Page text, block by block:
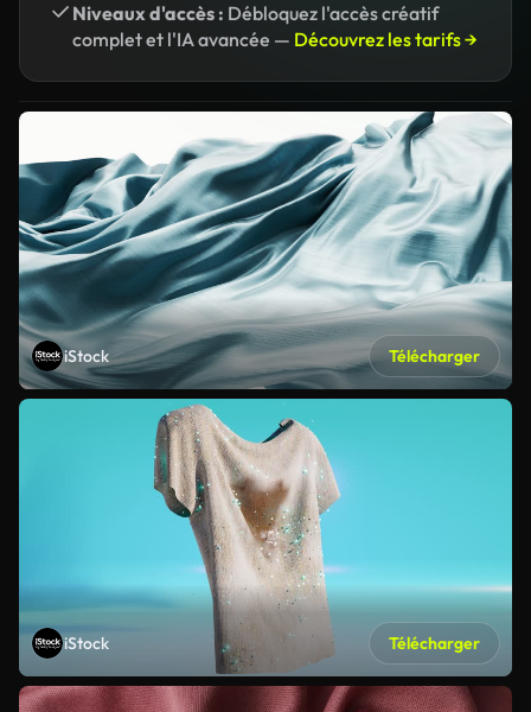
Niveaux d'accès : Débloquez l'accès créatif
complet et l'IA avancée — Découvrez les tarifs →
iStock Télécharger
iStock Télécharger